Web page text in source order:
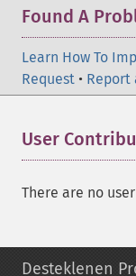
Found A
Learn How To
Request • Report
User
There are no
Desteklenen